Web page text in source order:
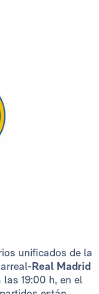
unificados de la
Real Madrid
las 19:00 h, en el